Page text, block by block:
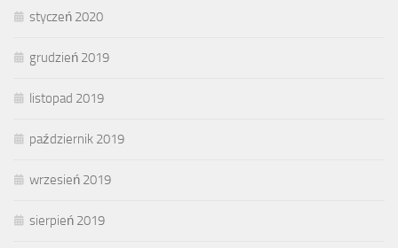
styczeń 2020
grudzień 2019
listopad 2019
październik 2019
wrzesień 2019
sierpień 2019